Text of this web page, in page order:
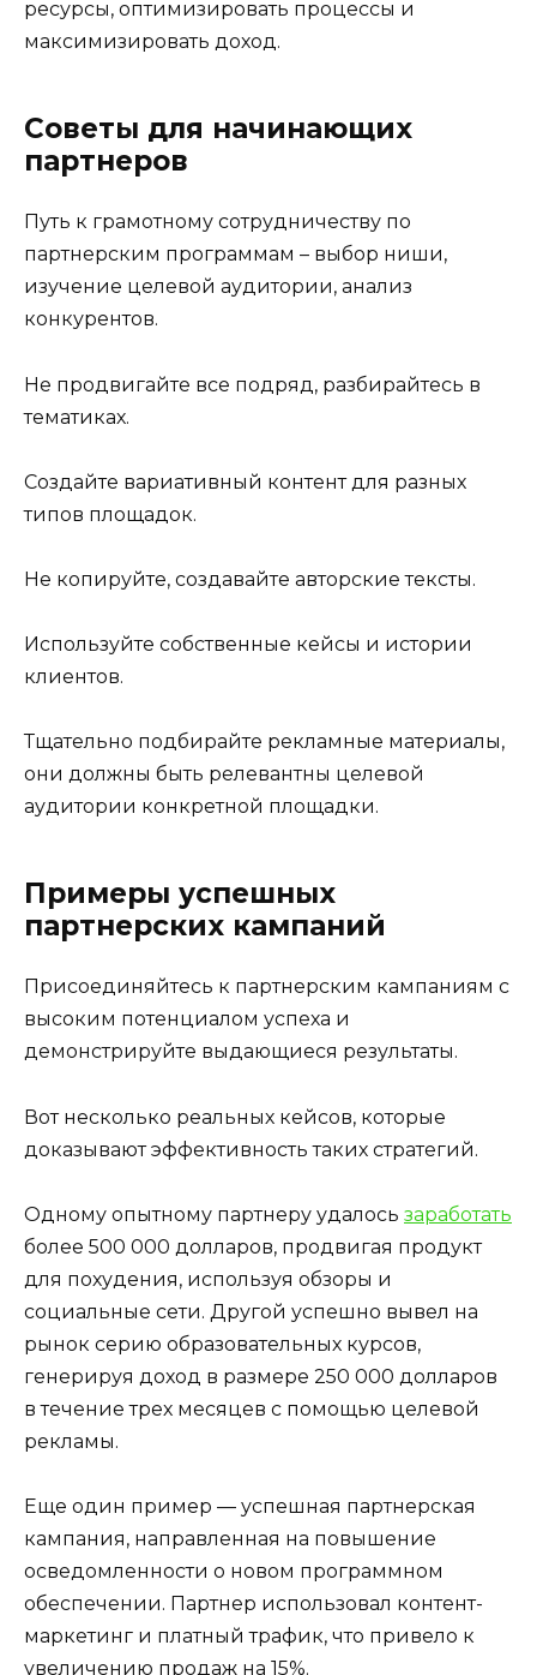
ресурсы, оптимизировать процессы и
максимизировать доход.
Советы для начинающих
партнеров
Путь к грамотному сотрудничеству по
партнерским программам – выбор ниши,
изучение целевой аудитории, анализ
конкурентов.
Не продвигайте все подряд, разбирайтесь в
тематиках.
Создайте вариативный контент для разных
типов площадок.
Не копируйте, создавайте авторские тексты.
Используйте собственные кейсы и истории
клиентов.
Тщательно подбирайте рекламные материалы,
они должны быть релевантны целевой
аудитории конкретной площадки.
Примеры успешных
партнерских кампаний
Присоединяйтесь к партнерским кампаниям с
высоким потенциалом успеха и
демонстрируйте выдающиеся результаты.
Вот несколько реальных кейсов, которые
доказывают эффективность таких стратегий.
Одному опытному партнеру удалось заработать
более 500 000 долларов, продвигая продукт
для похудения, используя обзоры и
социальные сети. Другой успешно вывел на
рынок серию образовательных курсов,
генерируя доход в размере 250 000 долларов
в течение трех месяцев с помощью целевой
рекламы.
Еще один пример — успешная партнерская
кампания, направленная на повышение
осведомленности о новом программном
обеспечении. Партнер использовал контент-
маркетинг и платный трафик, что привело к
увеличению продаж на 15%.